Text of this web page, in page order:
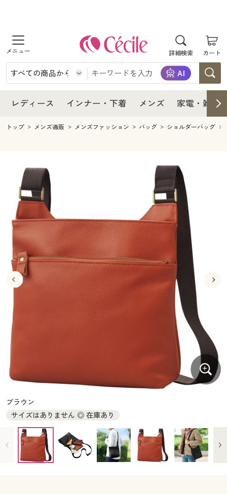
詳細検索 カート
商品を探す
レディース
レディースファッション
インナー・下着
インナー・下着通販すべて
メンズ下着
ジュニア・ティーンズ下着
メンズ
メンズファッション
メンズ下着
家電・雑貨すべて
家電
キッチン・雑貨・日用品
寝具・インテリア・家具
寝具・インテリア・家具通販すべて
家具・収納
寝具・ベッド
カーテン・ラグ・ファブリック
美容・健康
美容・健康通販すべて
美容・健康・サプリメント
制服・スクール
制服・スクールすべて
制服・学生服
ジュニア・ティーンズ下着
大きいサイズ
大きいサイズ通販すべて
大きいサイズ レディース服
大きいサイズ メンズ
大きいサイズ 事務・制服
バーゲン
バーゲンセール
詳細検索
商品カテゴリ一覧
カタログ
カタログ・チラシからのご注文
デジタルカタログ
カタログ無料プレゼント
レディース インナー・下着 メンズ 家電・雑貨
レディース
レディース通販すべて
レディースファッション
インナー・下着
インナー・下着通販すべて
ジュニア・ティーンズ下着
メンズ
メンズ下着
家電
キッチン・雑貨・日用品
寝具・インテリア・家具通販すべて
家具・収納
寝具・ベッド
カーテン・ラグ・ファブリック
美容・健康
美容・健康通販すべて
美容・健康・サプリメント
制服・スクール
制服・スクールすべて
制服・学生服
ジュニア・ティーンズ下着
大きいサイズ
大きいサイズ通販すべて
大きいサイズ レディース服
大きいサイズ レディース下着
大きいサイズ 事務・制服
バーゲン
バーゲンセール
シークレットセール
詳細検索
商品カテゴリ一覧
カタログ
カタログ・チラシからのご注文
カタログ無料プレゼント
会員メニュー
トップ メンズ通販 メンズファッション バッグ ショルダーバッグ
ブラウン
サイズはありません ◎ 在庫あり